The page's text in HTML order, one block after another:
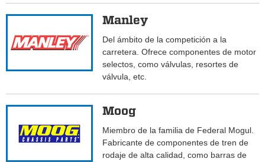
Manley
Del ámbito de la competición a la
carretera. Ofrece componentes de motor
selectos, como válvulas, resortes de
válvula, etc.
Moog
Miembro de la familia de Federal Mogul.
Fabricante de componentes de tren de
rodaje de alta calidad, como barras de